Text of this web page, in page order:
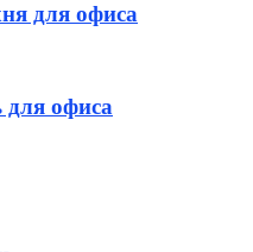
для офиса
офиса